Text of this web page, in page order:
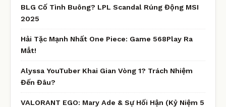
BLG Cố Tình Buông? LPL Scandal Rúng Động MSI
2025
Hải Tặc Mạnh Nhất One Piece: Game 568Play Ra
Mắt!
Alyssa YouTuber Khai Gian Vòng 1? Trách Nhiệm
Đến Đâu?
VALORANT EGO: Mary Ade & Sự Hối Hận (Kỷ Niệm 5